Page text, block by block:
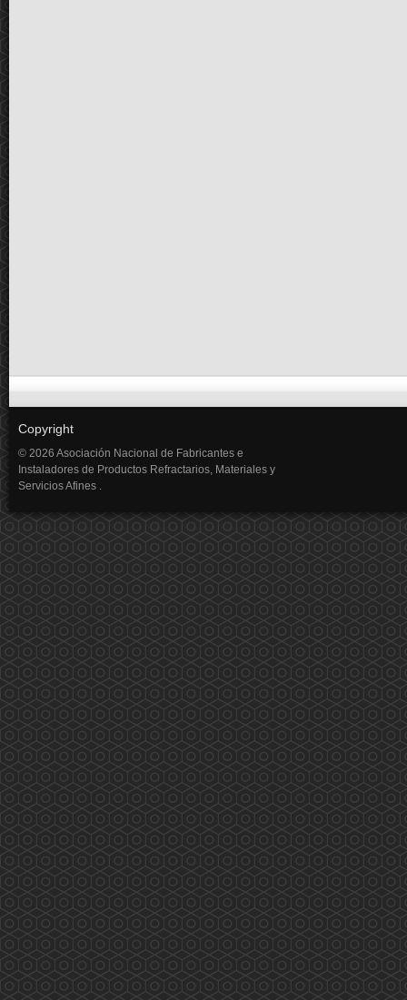
Copyright
© 2026 Asociación Nacional de Fabricantes e
Instaladores de Productos Refractarios, Materiales y
Servicios Afines .